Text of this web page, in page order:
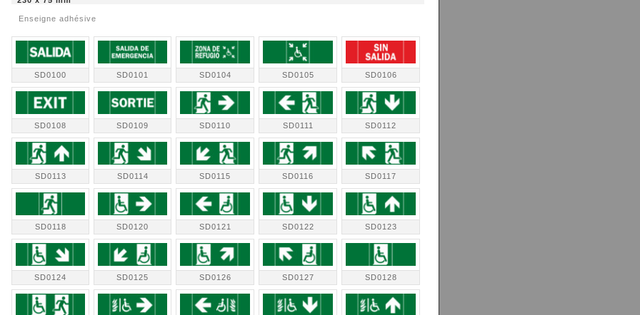
Enseigne adhésive
SD0100 SD0101 SD0104 SD0105 SD0106
SD0108 SD0109 SD0110 SD0111 SD0112
SD0113 SD0114 SD0115 SD0116 SD0117
SD0118 SD0120 SD0121 SD0122 SD0123
SD0124 SD0125 SD0126 SD0127 SD0128